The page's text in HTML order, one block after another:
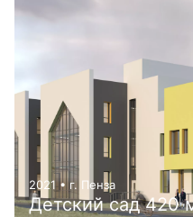
2021 • г. Пенза
Детский сад 420